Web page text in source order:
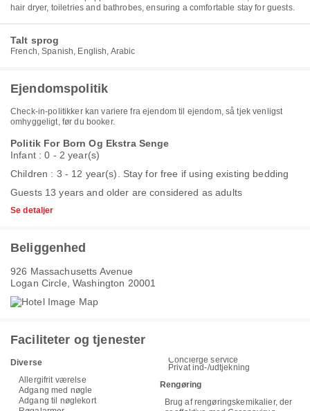
hair dryer, toiletries and bathrobes, ensuring a comfortable stay for guests.
Talt sprog
French, Spanish, English, Arabic
Ejendomspolitik
Check-in-politikker kan variere fra ejendom til ejendom, så tjek venligst
omhyggeligt, før du booker.
Politik For Born Og Ekstra Senge
Infant : 0 - 2 year(s)
Children : 3 - 12 year(s). Stay for free if using existing bedding
Guests 13 years and older are considered as adults
Se detaljer
Beliggenhed
926 Massachusetts Avenue
Logan Circle, Washington 20001
Faciliteter og tjenester
Diverse
Allergifrit værelse
Adgang med nøgle
Adgang til nøglekort
Concierge service
Privat ind-/udtjekning
Rengøring
Brug af rengøringskemikalier, der